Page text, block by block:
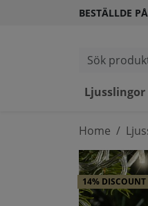
BESTÄLLDE
Sök
Home
14% DISCOUNT